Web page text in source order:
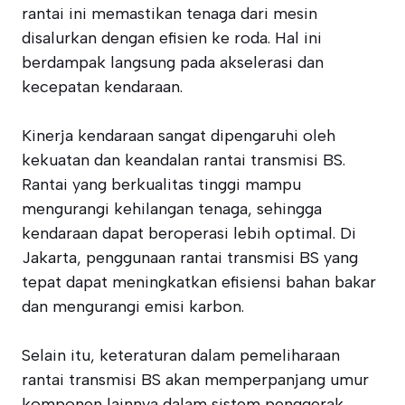
rantai ini memastikan tenaga dari mesin
disalurkan dengan efisien ke roda. Hal ini
berdampak langsung pada akselerasi dan
kecepatan kendaraan.
Kinerja kendaraan sangat dipengaruhi oleh
kekuatan dan keandalan rantai transmisi BS.
Rantai yang berkualitas tinggi mampu
mengurangi kehilangan tenaga, sehingga
kendaraan dapat beroperasi lebih optimal. Di
Jakarta, penggunaan rantai transmisi BS yang
tepat dapat meningkatkan efisiensi bahan bakar
dan mengurangi emisi karbon.
Selain itu, keteraturan dalam pemeliharaan
rantai transmisi BS akan memperpanjang umur